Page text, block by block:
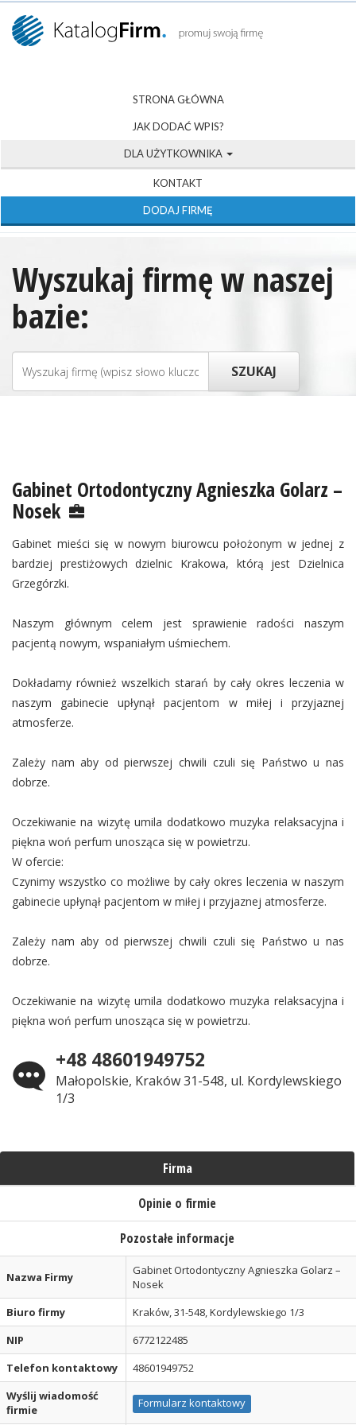
STRONA GŁÓWNA
JAK DODAĆ WPIS?
DLA UŻYTKOWNIKA
KONTAKT
DODAJ FIRMĘ
Wyszukaj firmę w naszej
bazie:
Gabinet Ortodontyczny Agnieszka Golarz –
Nosek
Gabinet mieści się w nowym biurowcu położonym w jednej z
bardziej prestiżowych dzielnic Krakowa, którą jest Dzielnica
Grzegórzki.
Naszym głównym celem jest sprawienie radości naszym
pacjentą nowym, wspaniałym uśmiechem.
Dokładamy również wszelkich starań by cały okres leczenia w
naszym gabinecie upłynął pacjentom w miłej i przyjaznej
atmosferze.
Zależy nam aby od pierwszej chwili czuli się Państwo u nas
dobrze.
Oczekiwanie na wizytę umila dodatkowo muzyka relaksacyjna i
piękna woń perfum unosząca się w powietrzu.
W ofercie:
Czynimy wszystko co możliwe by cały okres leczenia w naszym
gabinecie upłynął pacjentom w miłej i przyjaznej atmosferze.
Zależy nam aby od pierwszej chwili czuli się Państwo u nas
dobrze.
Oczekiwanie na wizytę umila dodatkowo muzyka relaksacyjna i
piękna woń perfum unosząca się w powietrzu.
+48 48601949752
Małopolskie, Kraków 31-548, ul. Kordylewskiego
1/3
Firma
Opinie o firmie
Pozostałe informacje
Nazwa Firmy
Gabinet Ortodontyczny Agnieszka Golarz –
Nosek
Biuro firmy
Kraków, 31-548, Kordylewskiego 1/3
NIP
6772122485
Telefon kontaktowy
48601949752
Wyślij wiadomość
firmie
Formularz kontaktowy